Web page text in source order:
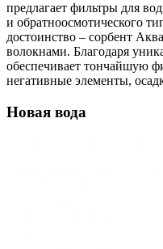
предлагает фильтры для
и обратноосмотического
достоинство – сорбент
волокнами. Благодаря
обеспечивает тончайшую
негативные элементы,
Новая вода